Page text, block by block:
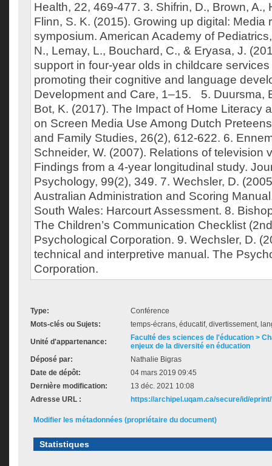
Health, 22, 469-477. 3. Shifrin, D., Brown, A.,
Flinn, S. K. (2015). Growing up digital: Media
symposium. American Academy of
N., Lemay, L., Bouchard, C., & Eryasa, J.
support in four-year olds in childcare
promoting their cognitive and language
Development and Care, 1–15. 5. Duursma,
Bot, K. (2017). The Impact of Home Literacy
on Screen Media Use Among Dutch
and Family Studies, 26(2), 612-622. 6.
Schneider, W. (2007). Relations of television
Findings from a 4-year longitudinal study.
Psychology, 99(2), 349. 7. Wechsler, D.
Australian Administration and Scoring
South Wales: Harcourt Assessment. 8.
The Children’s Communication Checklist
Psychological Corporation. 9. Wechsler, D.
technical and interpretive manual. The
Corporation.
Type:
Conférence
Mots-clés ou Sujets:
temps-écrans, éducatif, divertissement,
Unité d'appartenance:
Faculté des sciences de l'éducation >
enjeux de la diversité en éducation
Déposé par:
Nathalie Bigras
Date de dépôt:
04 mars 2019 09:45
Dernière modification:
13 déc. 2021 10:08
Adresse URL :
https://archipel.uqam.ca/secure/id/
Modifier les métadonnées (propriétaire du document)
Statistiques